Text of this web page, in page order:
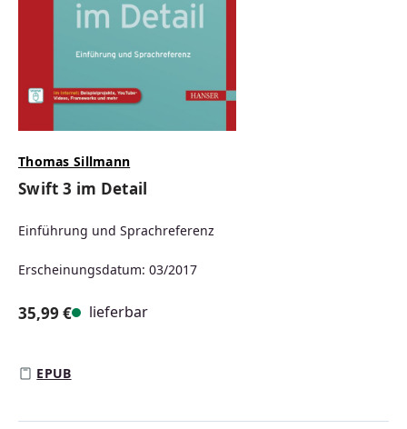
Thomas Sillmann
Swift 3 im Detail
Einführung und Sprachreferenz
Erscheinungsdatum: 03/2017
35,99 € lieferbar
EPUB